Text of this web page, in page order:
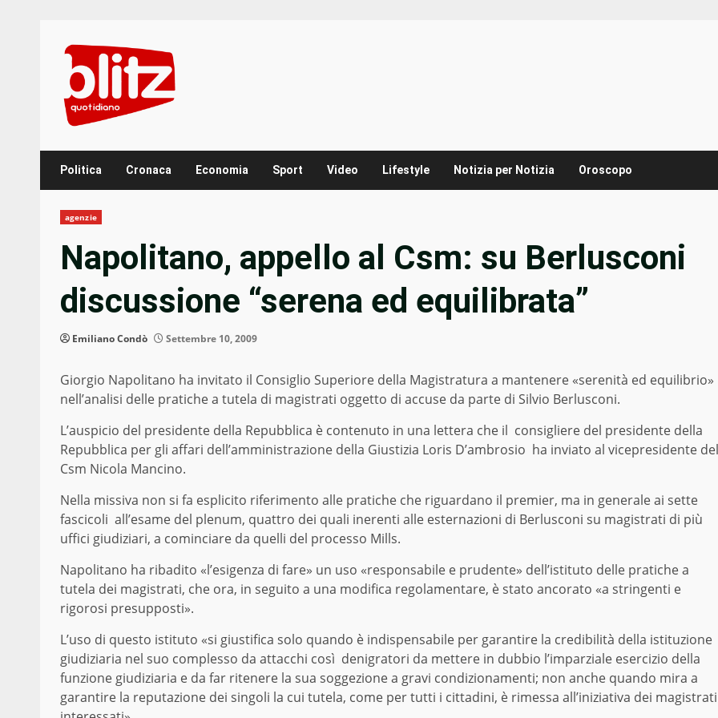
content
Politica Cronaca Economia Sport Video Lifestyle Notizia per Notizia Oroscopo
agenzie
Napolitano, appello al Csm: su Berlusconi
discussione “serena ed equilibrata”
Emiliano Condò Settembre 10, 2009
Giorgio Napolitano ha invitato il Consiglio Superiore della Magistratura a mantenere «serenità ed equilibrio»
nell’analisi delle pratiche a tutela di magistrati oggetto di accuse da parte di Silvio Berlusconi.
L’auspicio del presidente della Repubblica è contenuto in una lettera che il consigliere del presidente della
Repubblica per gli affari dell’amministrazione della Giustizia Loris D’ambrosio ha inviato al vicepresidente del
Csm Nicola Mancino.
Nella missiva non si fa esplicito riferimento alle pratiche che riguardano il premier, ma in generale ai sette
fascicoli all’esame del plenum, quattro dei quali inerenti alle esternazioni di Berlusconi su magistrati di più
uffici giudiziari, a cominciare da quelli del processo Mills.
Napolitano ha ribadito «l’esigenza di fare» un uso «responsabile e prudente» dell’istituto delle pratiche a
tutela dei magistrati, che ora, in seguito a una modifica regolamentare, è stato ancorato «a stringenti e
rigorosi presupposti».
L’uso di questo istituto «si giustifica solo quando è indispensabile per garantire la credibilità della istituzione
giudiziaria nel suo complesso da attacchi così denigratori da mettere in dubbio l’imparziale esercizio della
funzione giudiziaria e da far ritenere la sua soggezione a gravi condizionamenti; non anche quando mira a
garantire la reputazione dei singoli la cui tutela, come per tutti i cittadini, è rimessa all’iniziativa dei magistrati